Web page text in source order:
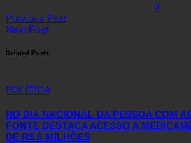
0
Previous Post
Next Post
Related Posts
POLÍTICA
NO DIA NACIONAL DA PESSOA COM
FONTE DESTACA ACESSO A
DE R$ 6 MILHÕES